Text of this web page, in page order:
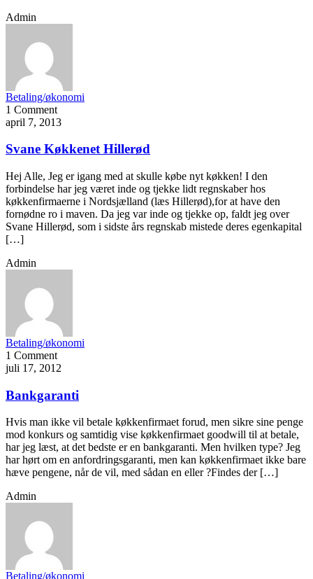
Admin
Betaling/økonomi
1 Comment
april 7, 2013
Svane Køkkenet Hillerød
Hej Alle, Jeg er igang med at skulle købe nyt køkken! I den
forbindelse har jeg været inde og tjekke lidt regnskaber hos
køkkenfirmaerne i Nordsjælland (læs Hillerød),for at have den
fornødne ro i maven. Da jeg var inde og tjekke op, faldt jeg over
Svane Hillerød, som i sidste års regnskab mistede deres egenkapital
[…]
Admin
Betaling/økonomi
1 Comment
juli 17, 2012
Bankgaranti
Hvis man ikke vil betale køkkenfirmaet forud, men sikre sine penge
mod konkurs og samtidig vise køkkenfirmaet goodwill til at betale,
har jeg læst, at det bedste er en bankgaranti. Men hvilken type? Jeg
har hørt om en anfordringsgaranti, men kan køkkenfirmaet ikke bare
hæve pengene, når de vil, med sådan en eller ?Findes der […]
Admin
Betaling/økonomi